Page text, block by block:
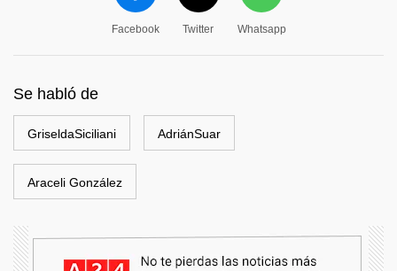
Facebook Twitter Whatsapp
Se habló de
GriseldaSiciliani AdriánSuar
Araceli González